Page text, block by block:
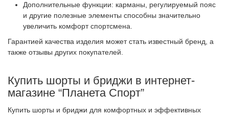
Дополнительные функции: карманы, регулируемый пояс
и другие полезные элементы способны значительно
увеличить комфорт спортсмена.
Гарантией качества изделия может стать известный бренд, а
также отзывы других покупателей.
Купить шорты и бриджи в интернет-
магазине “Планета Спорт”
Купить шорты и бриджи для комфортных и эффективных